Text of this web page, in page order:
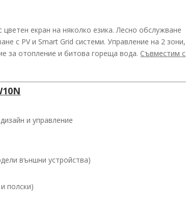
екран на няколко езика. Лесно обслужване
с PV и Smart Grid системи. Управление на 2 зони,
за отопление и битова гореща вода. Съвместим с
и управление
външни устройства)
полски)